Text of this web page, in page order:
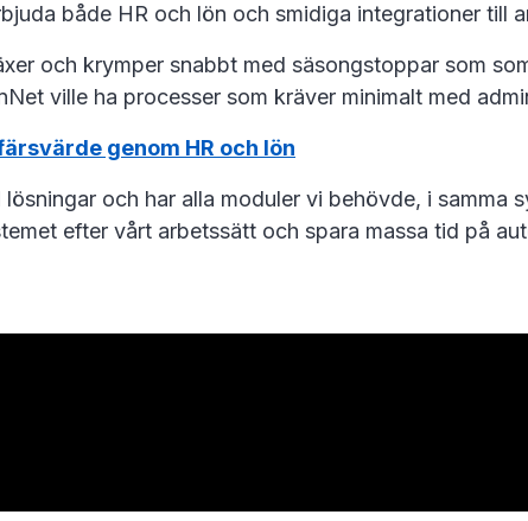
både HR och lön och smidiga integrationer till
och krymper snabbt med säsongstoppar som
ville ha processer som kräver minimalt med
genom HR och lön
och har alla moduler vi behövde, i
efter vårt arbetssätt och spara massa tid på